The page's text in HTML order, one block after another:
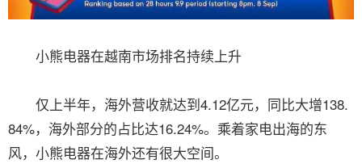
小熊电器在越南市场排名持续上升
仅上半年，海外营收就达到4.12亿元，同比大增138.
84%，海外部分的占比达16.24%。乘着家电出海的东
风，小熊电器在海外还有很大空间。